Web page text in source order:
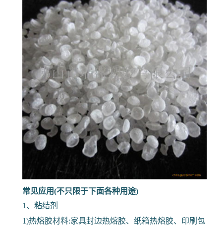
常见应用(不只限于下面各种用途)
1、粘结剂
1)热熔胶材料:家具封边热熔胶、纸箱热熔胶、印刷包